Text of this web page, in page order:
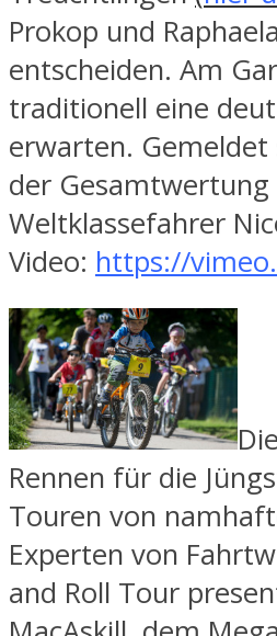
Prokop und
entscheiden. Am
traditionell eine
erwarten. Gemeldet
der
Weltklassefahrer
Video: https://
Rennen für die
Touren von
Experten von
and Roll Tour